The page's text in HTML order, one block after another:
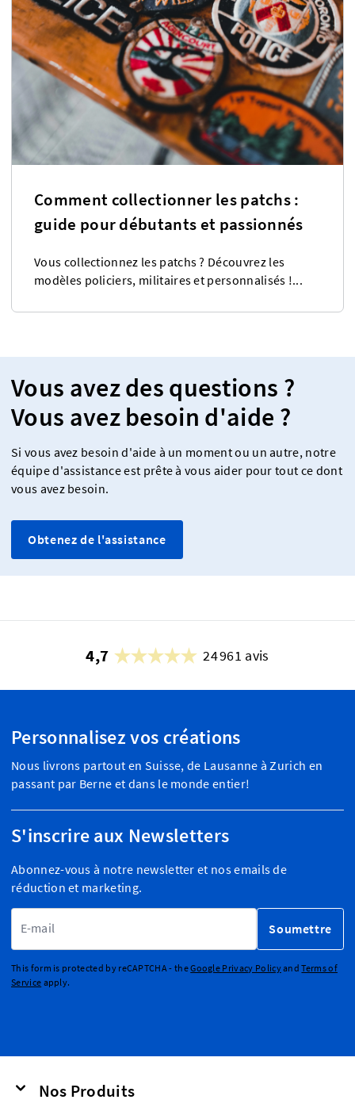
Comment collectionner les patchs :
guide pour débutants et passionnés
Vous collectionnez les patchs ? Découvrez les
modèles policiers, militaires et personnalisés !...
Vous avez des questions ?
Vous avez besoin d'aide ?
Si vous avez besoin d'aide à un moment ou un autre, notre
équipe d'assistance est prête à vous aider pour tout ce dont
vous avez besoin.
Obtenez de l'assistance
4,7 24 961 avis
Personnalisez vos créations
Nous livrons partout en Suisse, de Lausanne à Zurich en
passant par Berne et dans le monde entier!
S'inscrire aux Newsletters
Abonnez-vous à notre newsletter et nos emails de
réduction et marketing.
Soumettre
This form is protected by reCAPTCHA - theGoogle Privacy PolicyandTerms of
Service apply.
Nos Produits